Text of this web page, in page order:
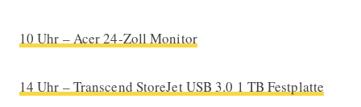
10 Uhr – Acer 24-Zoll Monitor
14 Uhr – Transcend StoreJet USB 3.0 1 TB Festplatte